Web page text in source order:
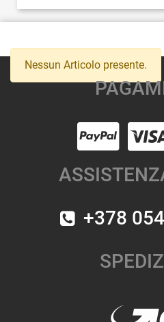
Nessun Articolo presente.
+378